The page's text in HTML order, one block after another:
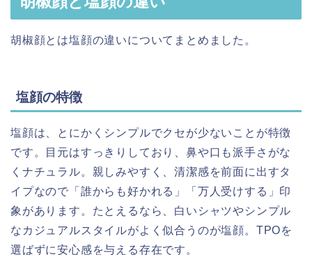
胡椒顔とは塩顔の違いについてまとめました。
塩顔の特徴
塩顔は、とにかくシンプルでクセが少ないことが特徴
です。目元はすっきりしており、鼻や口も派手さがな
くナチュラル。親しみやすく、清潔感を前面に出すタ
イプなので「誰からも好かれる」「万人受けする」印
象があります。たとえるなら、白いシャツやシンプル
なカジュアルスタイルがよく似合うのが塩顔。TPOを
選ばずに安心感を与える存在です。